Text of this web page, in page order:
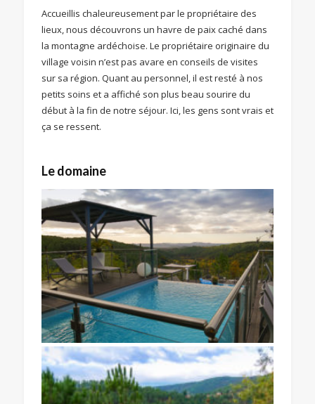
Accueillis chaleureusement par le propriétaire des
lieux, nous découvrons un havre de paix caché dans
la montagne ardéchoise. Le propriétaire originaire du
village voisin n’est pas avare en conseils de visites
sur sa région. Quant au personnel, il est resté à nos
petits soins et a affiché son plus beau sourire du
début à la fin de notre séjour. Ici, les gens sont vrais et
ça se ressent.
Le domaine